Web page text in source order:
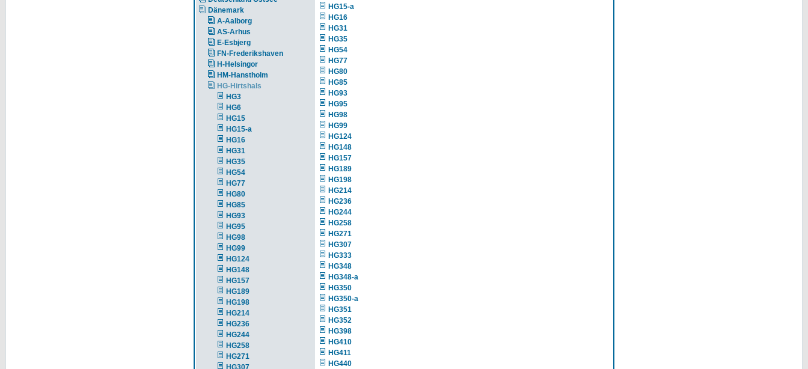
Dänemark
A-Aalborg
AS-Arhus
E-Esbjerg
FN-Frederikshaven
H-Helsingor
HM-Hanstholm
HG-Hirtshals
HG3
HG6
HG15
HG15-a
HG16
HG31
HG35
HG54
HG77
HG80
HG85
HG93
HG95
HG98
HG99
HG124
HG148
HG157
HG189
HG198
HG214
HG236
HG244
HG258
HG271
HG307
HG15-a
HG16
HG31
HG35
HG54
HG77
HG80
HG85
HG93
HG95
HG98
HG99
HG124
HG148
HG157
HG189
HG198
HG214
HG236
HG244
HG258
HG271
HG307
HG333
HG348
HG348-a
HG350
HG350-a
HG351
HG352
HG398
HG410
HG411
HG440